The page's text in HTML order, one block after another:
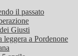
il passato
Giusti
leggera a Pordenone